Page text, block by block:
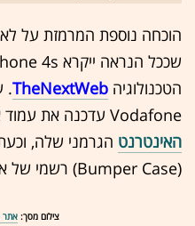
הטכנולוגיה TheNextWeb
.
Vodafone עדכנה את עמוד אביזרי האייפון
האינטרנט הגרמני שלה,
(Bumper Case) רשמי של אפל אך עם התאמה לאייפון 4s.
צילום מסך: אתר Vodafone גרמניה